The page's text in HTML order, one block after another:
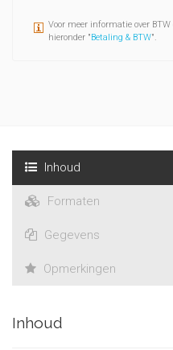
Voor meer informatie over
hieronder "Betaling & BTW".
Inhoud
Formaten
Gegevens
Opmerkingen
Inhoud